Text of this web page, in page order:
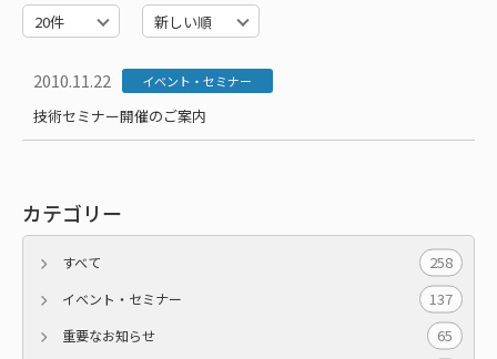
2010.11.22 イベント・セミナー
技術セミナー開催のご案内
カテゴリー
すべて 258
イベント・セミナー 137
重要なお知らせ 65